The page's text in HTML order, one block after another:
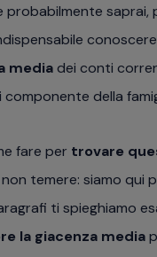
probabilmente saprai,
mediadei conti
componente della
fare per trovare
non temere: siamo qui
ti spieghiamo
la giacenza media